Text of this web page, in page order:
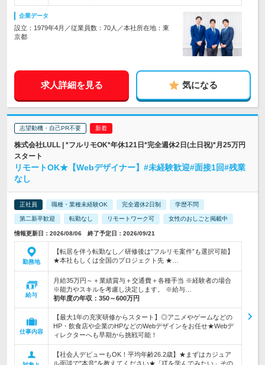
企業データ
設立：1979年4月／従業員数：70人／本社所在地：東
京都
求人詳細を見る 気になる
志望動機・自己PR不要
株式会社LULL | *フルリモOK*年休121日*完全週休2日(土日祝)*月25万円
スタート
リモートOK★【Webデザイナー】#未経験歓迎#面接1回#残業
なし
正社員 職種・業種未経験OK 完全週休2日制 学歴不問
第二新卒歓迎 転勤なし リモートワーク可 女性のおしごと掲載中
情報更新日：2026/08/06 終了予定日：2026/09/21
勤務地
【転居を伴う転勤なし／研修後は”フルリモ案件”も選択可能】
★本社もしくは全国のプロジェクト先 ★…
給与
月給35万円～＋業績賞与＋交通費＋各種手当 ※経験者の場合
※能力やスキルを考慮し決定します。 ※給与…
初年度の年収： 350～600万円
仕事内容
【最大1年の充実研修からスタート】◎アニメやゲームなどの
HP・飲食店や企業のHPなどのWebデザインをお任せ★Webデ
ィレクターへも早期から挑戦可能！
【社会人デビューもOK！平均年齢26.2歳】★まずはカジュア
ル面談で"本音"を教えてください★「ITを学んでみたい」その